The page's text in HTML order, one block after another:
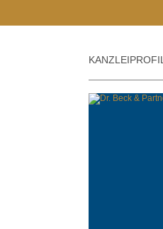
KANZLEIPROFIL